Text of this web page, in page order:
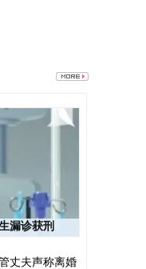
漏诊获刑
丈夫声称离婚